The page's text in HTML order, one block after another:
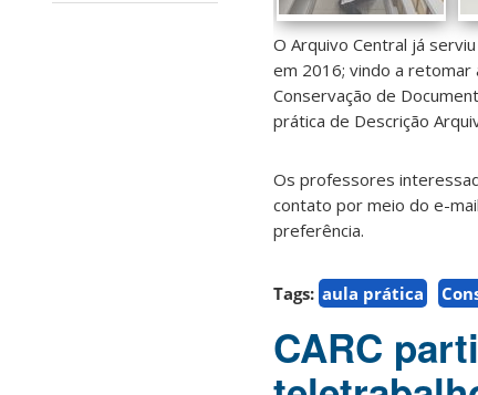
O Arquivo Central já
em 2016; vindo a retomar
Conservação de
prática de Descrição
Os professores
contato por meio do e-
preferência.
Tags: aula prática
CARC